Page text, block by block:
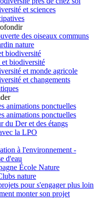
et sciences
des oiseaux communs
nature
biodiversité
et biodiversité
et monde agricole
et changements
animations ponctuelles
animations ponctuelles
du Der et des étangs
la LPO
à l'environnement -
d'eau
École Nature
nature
pour s'engager plus loin
monter son projet